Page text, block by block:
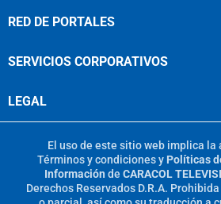
RED DE PORTALES
SERVICIOS CORPORATIVOS
LEGAL
El uso de este sitio web implica la
Términos y condicionesy Políticas
Información de CARACOL
Derechos Reservados D.R.A.